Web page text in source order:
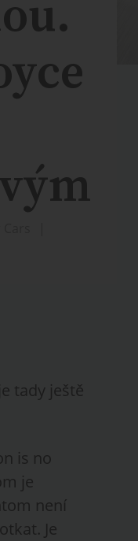
tady ještě
is no
je
není
Je